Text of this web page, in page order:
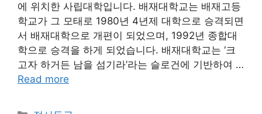
에 위치한 사립대학입니다. 배재대학교는 배재고등
학교가 그 모태로 1980년 4년제 대학으로 승격되면
서 배재대학으로 개편이 되었으며, 1992년 종합대
학으로 승격을 하게 되었습니다. 배재대학교는 ‘크
고자 하거든 남을 섬기라’라는 슬로건에 기반하여 …
Read more